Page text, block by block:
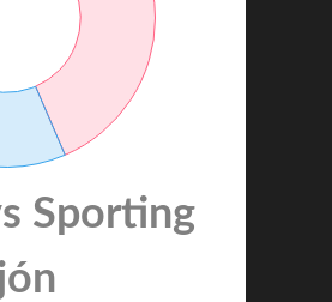
Sporting